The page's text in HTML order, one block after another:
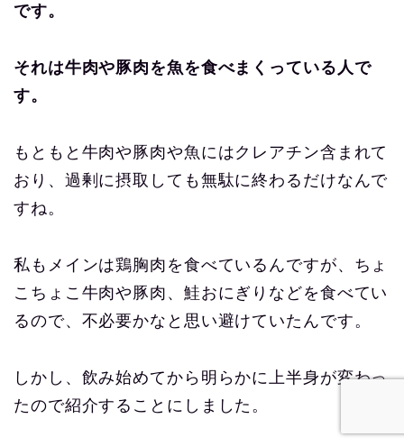
です。
それは牛肉や豚肉を魚を食べまくっている人で
す。
もともと牛肉や豚肉や魚にはクレアチン含まれて
おり、過剰に摂取しても無駄に終わるだけなんで
すね。
私もメインは鶏胸肉を食べているんですが、ちょ
こちょこ牛肉や豚肉、鮭おにぎりなどを食べてい
るので、不必要かなと思い避けていたんです。
しかし、飲み始めてから明らかに上半身が変わっ
たので紹介することにしました。